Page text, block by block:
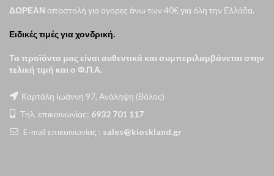
ΔΩΡΕΑΝ αποστολή για αγορές άνω των 40€ για όλη την Ελλάδα.
Ειδικές τιμές για χονδρική.
Τα προϊόντα μας είναι αυθεντικά και συμπεριλαμβάνεται στην
τελική τιμή και ο Φ.Π.Α.
Καρτάλη Ιωάννη 97, Ανάληψη (Βόλος)
Τηλ. επικοινωνίας: 6932 701 117
E-mail επικοινωνίας : sales@kioskland.gr